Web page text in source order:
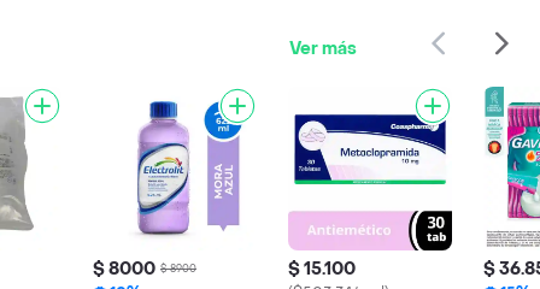
Ver más
$ 8000 $ 8900 $ 15.100 $